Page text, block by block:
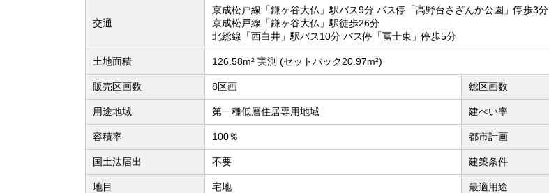
交通
京成松戸線「鎌ヶ谷大仏」駅バス9分 バス停「高野台さざんか公園」停歩3分
京成松戸線「鎌ヶ谷大仏」駅徒歩26分
北総線「西白井」駅バス10分 バス停「冨士東」停歩5分
土地面積 126.58m² 実測 (セットバック20.97m²)
販売区画数 8区画 総区画数
用途地域 第一種低層住居専用地域 建ぺい率
容積率 100％ 都市計画
国土法届出 不要 建築条件
地目 宅地 最適用途